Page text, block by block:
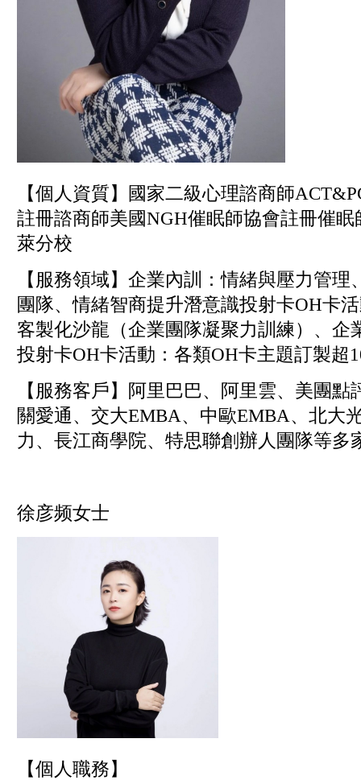
【個人資質】國家二級心理諮商師
註冊諮商師美國NGH催眠師協會註冊催
萊分校
【服務領域】企業內訓：情緒與壓力管
團隊、情緒智商提升潛意識投射卡OH卡
客製化沙龍（企業團隊凝聚力訓練）、企
投射卡OH卡活動：各類OH卡主題訂製超
【服務客戶】阿里巴巴、阿里雲、美團
關愛通、交大EMBA、中歐EMBA、北大
力、長江商學院、特思聯創辦人團隊等多
徐彦频女士
【個人職務】